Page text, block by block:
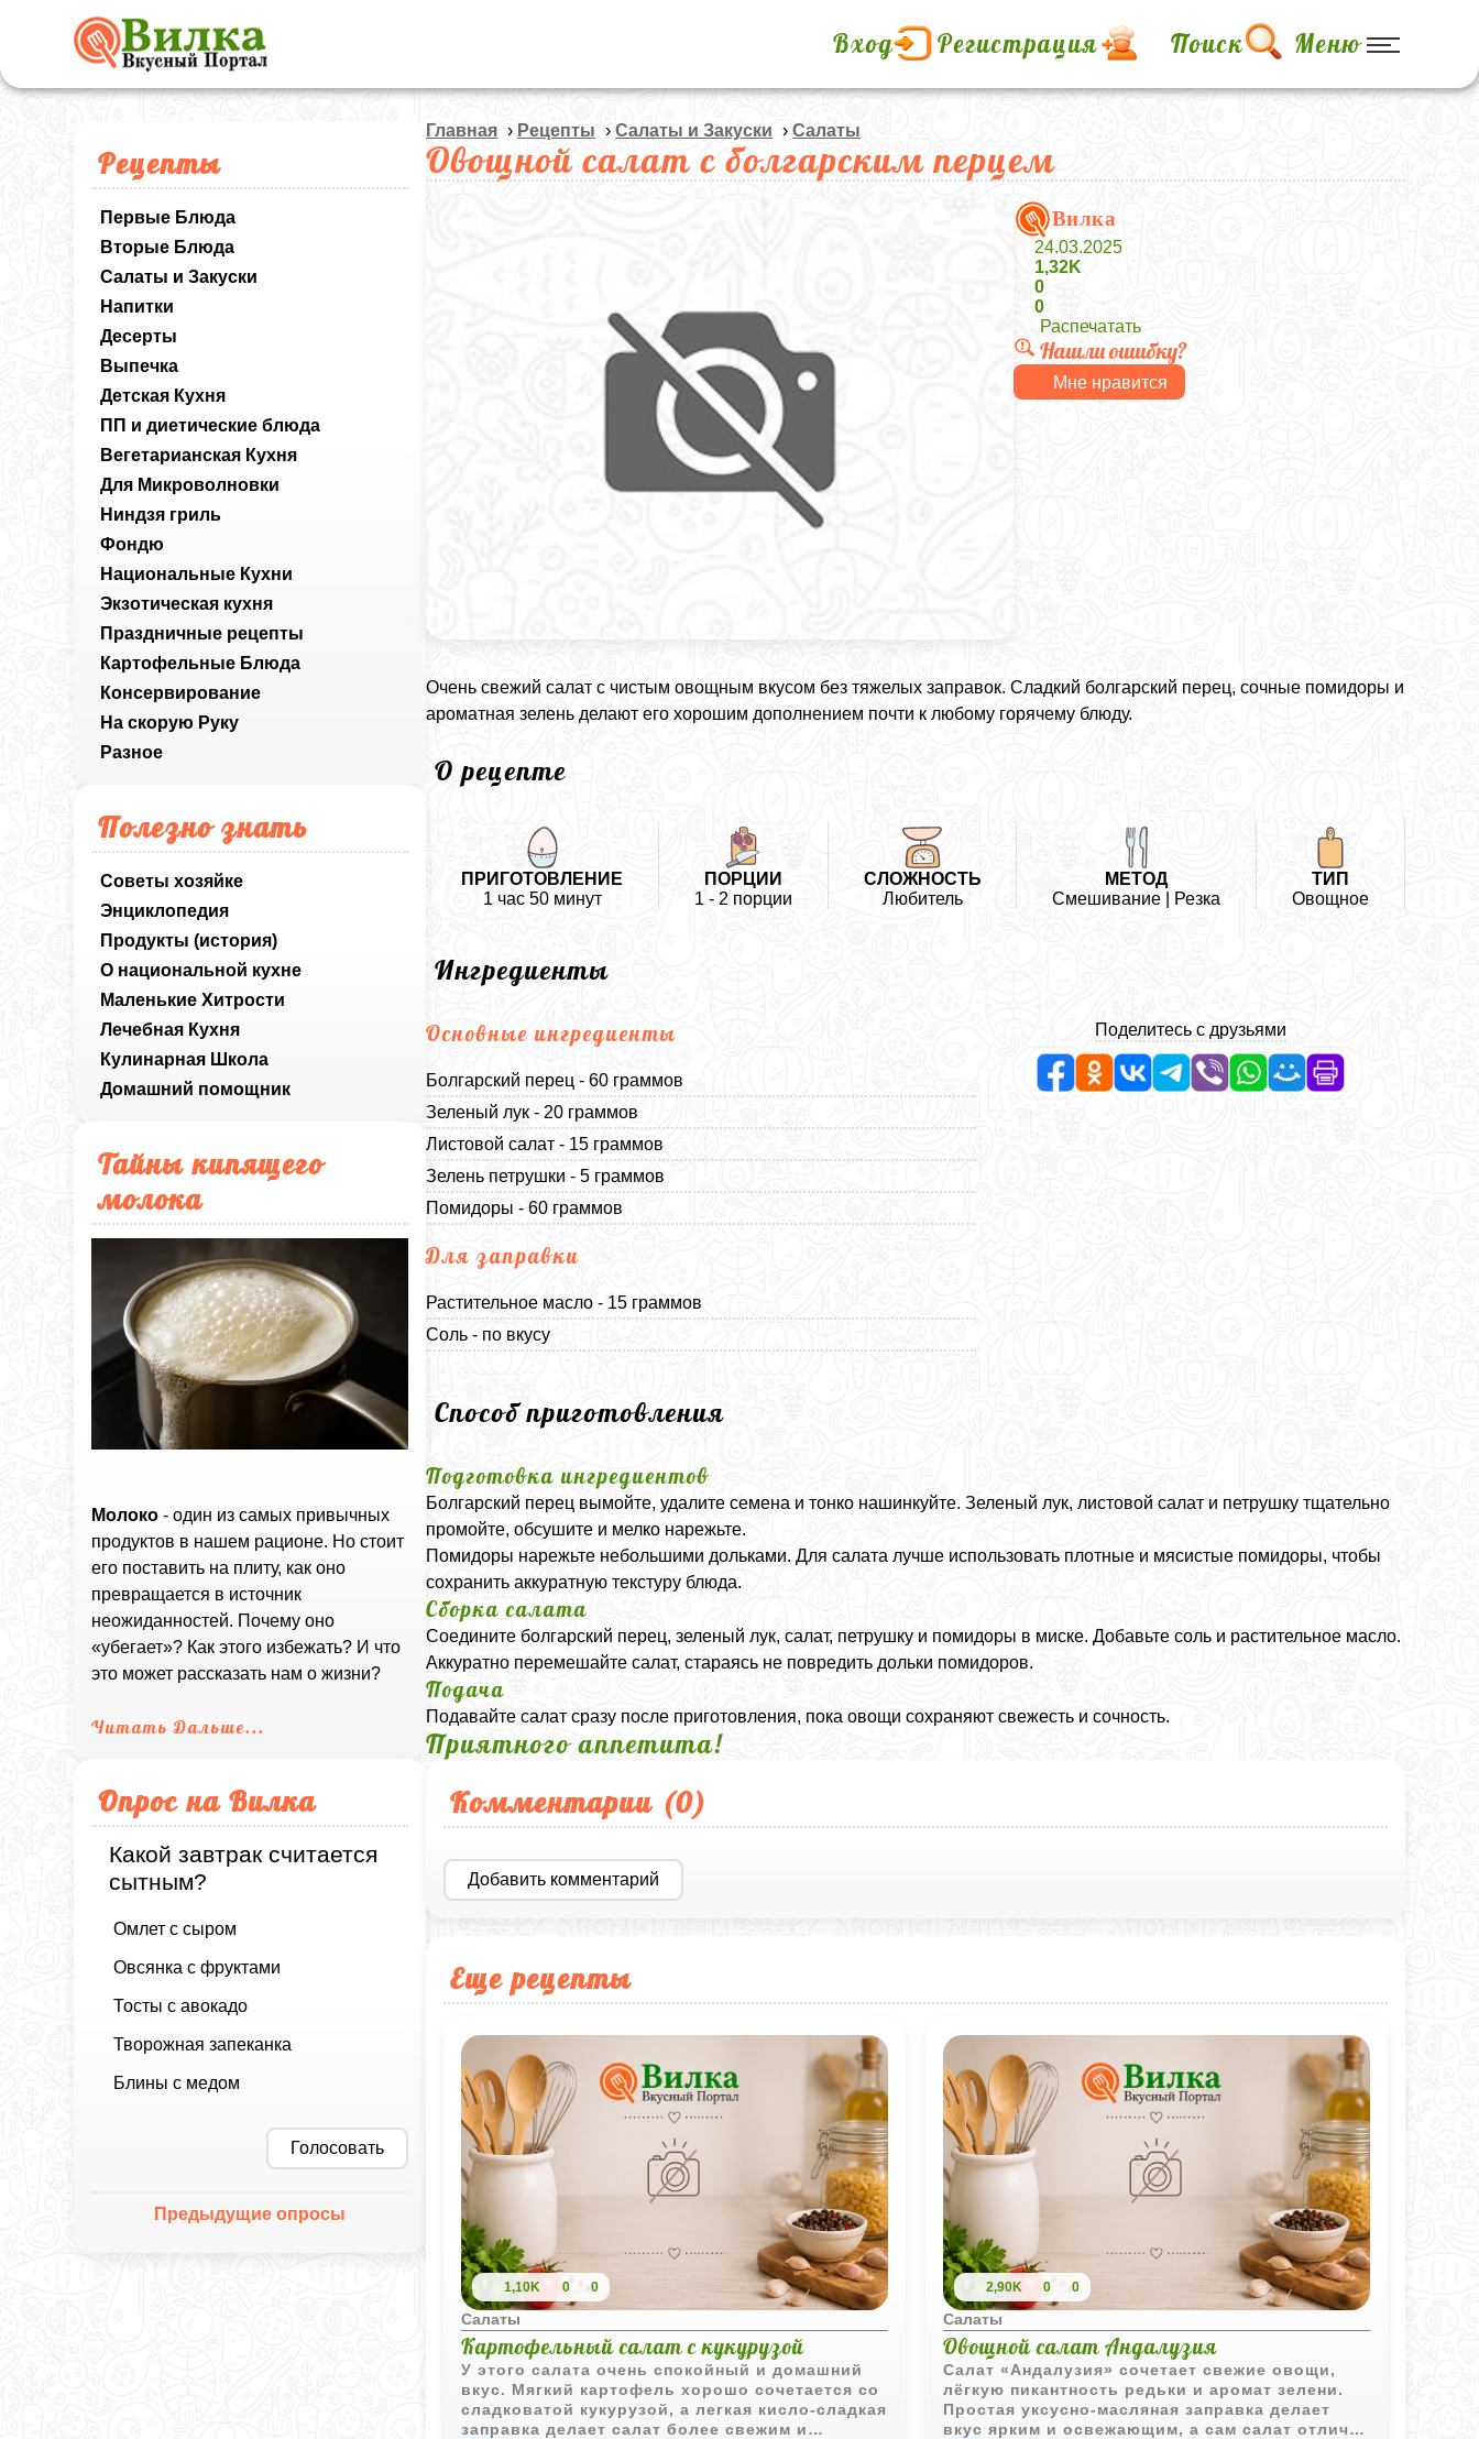
Вход Регистрация Поиск Меню
Рецепты
Первые Блюда
Вторые Блюда
Салаты и Закуски
Напитки
Десерты
Выпечка
Детская Кухня
ПП и диетические блюда
Вегетарианская Кухня
Для Микроволновки
Ниндзя гриль
Фондю
Национальные Кухни
Экзотическая кухня
Праздничные рецепты
Картофельные Блюда
Консервирование
На скорую Руку
Разное
Полезно знать
Советы хозяйке
Энциклопедия
Продукты (история)
О национальной кухне
Маленькие Хитрости
Лечебная Кухня
Кулинарная Школа
Домашний помощник
Тайны кипящего
молока
Молоко - один из самых привычных
продуктов в нашем рационе. Но стоит
его поставить на плиту, как оно
превращается в источник
неожиданностей. Почему оно
«убегает»? Как этого избежать? И что
это может рассказать нам о жизни?
Читать Дальше...
Опрос на Вилка
Какой завтрак считается
сытным?
Омлет с сыром
Овсянка с фруктами
Тосты с авокадо
Творожная запеканка
Блины с медом
Голосовать
Предыдущие опросы
Главная › Рецепты ›Салаты и Закуски ›Салаты
Овощной салат с болгарским перцем
Вилка
24.03.2025
1,32K
0
0
Распечатать
Нашли ошибку?
Мне нравится
Очень свежий салат с чистым овощным вкусом без тяжелых заправок. Сладкий болгарский перец, сочные помидоры и
ароматная зелень делают его хорошим дополнением почти к любому горячему блюду.
О рецепте
ПРИГОТОВЛЕНИЕ
1 час 50 минут
ПОРЦИИ
1 - 2 порции
СЛОЖНОСТЬ
Любитель
МЕТОД
Смешивание | Резка
ТИП
Овощное
Ингредиенты
Основные ингредиенты
Болгарский перец - 60 граммов
Зеленый лук - 20 граммов
Листовой салат - 15 граммов
Зелень петрушки - 5 граммов
Помидоры - 60 граммов
Для заправки
Растительное масло - 15 граммов
Соль - по вкусу
Поделитесь с друзьями
Способ приготовления
Подготовка ингредиентов
Болгарский перец вымойте, удалите семена и тонко нашинкуйте. Зеленый лук, листовой салат и петрушку тщательно
промойте, обсушите и мелко нарежьте.
Помидоры нарежьте небольшими дольками. Для салата лучше использовать плотные и мясистые помидоры, чтобы
сохранить аккуратную текстуру блюда.
Сборка салата
Соедините болгарский перец, зеленый лук, салат, петрушку и помидоры в миске. Добавьте соль и растительное масло.
Аккуратно перемешайте салат, стараясь не повредить дольки помидоров.
Подача
Подавайте салат сразу после приготовления, пока овощи сохраняют свежесть и сочность.
Приятного аппетита!
Комментарии (0)
Добавить комментарий
Еще рецепты
1,10K 0 0
Салаты
Картофельный салат с кукурузой
У этого салата очень спокойный и домашний
вкус. Мягкий картофель хорошо сочетается со
сладковатой кукурузой, а легкая кисло-сладкая
заправка делает салат более свежим и
2,90K 0 0
Салаты
Овощной салат Андалузия
Салат «Андалузия» сочетает свежие овощи,
лёгкую пикантность редьки и аромат зелени.
Простая уксусно-масляная заправка делает
вкус ярким и освежающим, а сам салат отлично